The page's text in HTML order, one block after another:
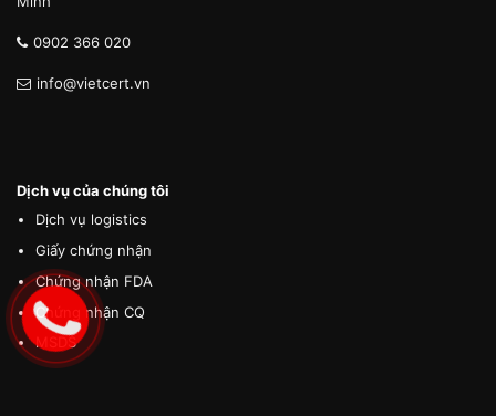
0902 366 020
info@vietcert.vn
Dịch vụ của chúng tôi
Dịch vụ logistics
Giấy chứng nhận
Chứng nhận FDA
Chứng nhận CQ
MSDS